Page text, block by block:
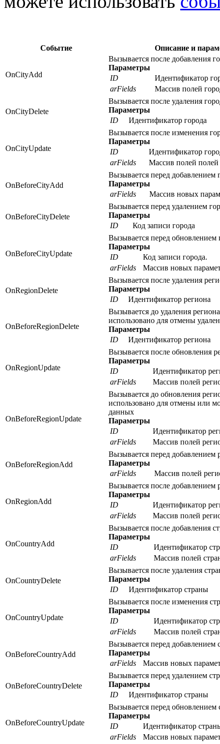
Событие Описание и
OnCityAdd
Вызывается после добавления
Параметры
ID
Идентификатор
arFields
Массив полей
OnCityDelete
Вызывается после удаления
Параметры
ID
Идентификатор города
OnCityUpdate
Вызывается после изменения
Параметры
ID
Идентификатор
arFields
Массив полей полей
OnBeforeCityAdd
Вызывается перед добавлением
Параметры
arFields
Массив новых
OnBeforeCityDelete
Вызывается перед удалением
Параметры
ID
Код записи города
OnBeforeCityUpdate
Вызывается перед обновлением
Параметры
ID
Код записи города.
arFields
Массив новых
OnRegionDelete
Вызывается после удаления
Параметры
ID
Идентификатор региона
OnBeforeRegionDelete
Вызывается до удаления
использовано для отмены
Параметры
ID
Идентификатор региона
OnRegionUpdate
Вызывается после обновления
Параметры
ID
Идентификатор
arFields
Массив полей
OnBeforeRegionUpdate
Вызывается до обновления
использовано для отмены или
данных
Параметры
ID
Идентификатор
arFields
Массив полей
OnBeforeRegionAdd
Вызывается перед добавлением
Параметры
arFields
Массив полей
OnRegionAdd
Вызывается после добавлением
Параметры
ID
Идентификатор
arFields
Массив полей
OnCountryAdd
Вызывается после добавления
Параметры
ID
Идентификатор
arFields
Массив полей
OnCountryDelete
Вызывается после удаления
Параметры
ID
Идентификатор страны
OnCountryUpdate
Вызывается после изменения
Параметры
ID
Идентификатор
arFields
Массив полей
OnBeforeCountryAdd
Вызывается перед добавлением
Параметры
arFields
Массив новых
OnBeforeCountryDelete
Вызывается перед удалением
Параметры
ID
Идентификатор страны
OnBeforeCountryUpdate
Вызывается перед обновлением
Параметры
ID
Идентификатор
arFields
Массив новых